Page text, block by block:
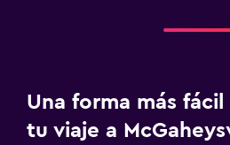
Una forma más
tu viaje a